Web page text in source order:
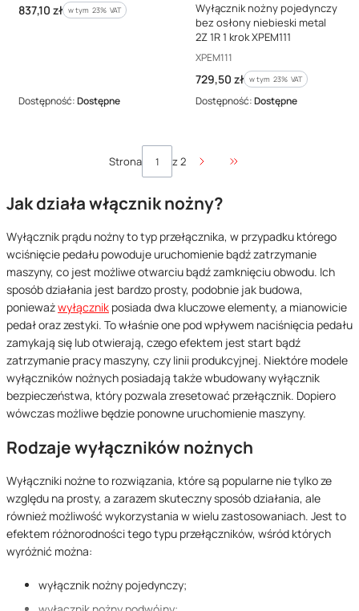
Cena brutto
837,10 zł w tym %s VAT
w tym 23% VAT
Dostępność:Dostępne
Wyłącznik nożny pojedynczy
bez osłony niebieski metal
2Z 1R 1 krok XPEM111
Kod producenta
XPEM111
Cena brutto
729,50 zł w tym %s VAT
w tym 23% VAT
Dostępność:Dostępne
Strona z 2
Przejdź do ostatniej
Jak działa włącznik nożny?
Wyłącznik prądu nożny to typ przełącznika, w przypadku którego
wciśnięcie pedału powoduje uruchomienie bądź zatrzymanie
maszyny, co jest możliwe otwarciu bądź zamknięciu obwodu. Ich
sposób działania jest bardzo prosty, podobnie jak budowa,
ponieważwyłącznik posiada dwa kluczowe elementy, a mianowicie
pedał oraz zestyki. To właśnie one pod wpływem naciśnięcia pedału
zamykają się lub otwierają, czego efektem jest start bądź
zatrzymanie pracy maszyny, czy linii produkcyjnej. Niektóre modele
wyłączników nożnych posiadają także wbudowany wyłącznik
bezpieczeństwa, który pozwala zresetować przełącznik. Dopiero
wówczas możliwe będzie ponowne uruchomienie maszyny.
Rodzaje wyłączników nożnych
Wyłączniki nożne to rozwiązania, które są popularne nie tylko ze
względu na prosty, a zarazem skuteczny sposób działania, ale
również możliwość wykorzystania w wielu zastosowaniach. Jest to
efektem różnorodności tego typu przełączników, wśród których
wyróżnić można:
wyłącznik nożny pojedynczy;